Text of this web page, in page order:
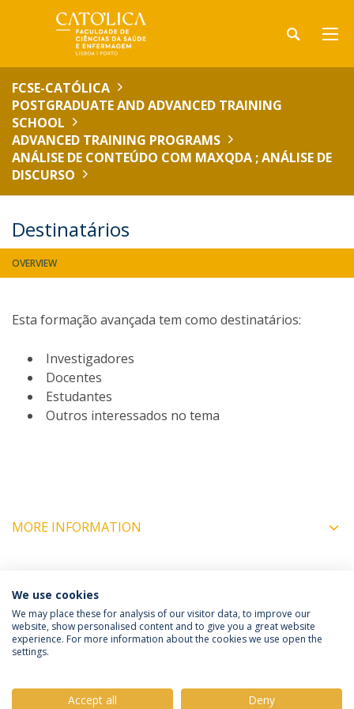
FCSE-CATÓLICA
POSTGRADUATE AND ADVANCED TRAINING
SCHOOL
ADVANCED TRAINING PROGRAMS
ANÁLISE DE CONTEÚDO COM MAXQDA ; ANÁLISE DE
DISCURSO
Destinatários
OVERVIEW
Esta formação avançada tem como destinatários:
Investigadores
Docentes
Estudantes
Outros interessados no tema
MORE INFORMATION
COORDINATORS
Política de Privacidade
Termos e Condições
We use cookies
We may place these for analysis of our visitor data, to improve our
website, show personalised content and to give you a great website
experience. For more information about the cookies we use open the
settings.
Accept all Deny